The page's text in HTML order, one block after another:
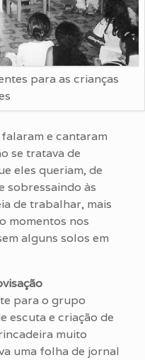
para as crianças
e cantaram
se tratava de
eles queriam, de
sobressaindo às
de trabalhar, mais
momentos nos
alguns solos em
para o grupo
escuta e criação de
muito
uma folha de jornal